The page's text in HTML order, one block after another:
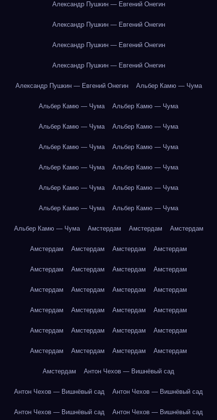
Александр Пушкин — Евгений Онегин
Александр Пушкин — Евгений Онегин
Александр Пушкин — Евгений Онегин
Александр Пушкин — Евгений Онегин
Александр Пушкин — Евгений Онегин Альбер Камю — Чума
Альбер Камю — Чума Альбер Камю — Чума
Альбер Камю — Чума Альбер Камю — Чума
Альбер Камю — Чума Альбер Камю — Чума
Альбер Камю — Чума Альбер Камю — Чума
Альбер Камю — Чума Альбер Камю — Чума
Альбер Камю — Чума Альбер Камю — Чума
Альбер Камю — Чума Амстердам Амстердам Амстердам
Амстердам Амстердам Амстердам Амстердам
Амстердам Амстердам Амстердам Амстердам
Амстердам Амстердам Амстердам Амстердам
Амстердам Амстердам Амстердам Амстердам
Амстердам Амстердам Амстердам Амстердам
Амстердам Амстердам Амстердам Амстердам
Амстердам Антон Чехов — Вишнёвый сад
Антон Чехов — Вишнёвый сад Антон Чехов — Вишнёвый сад
Антон Чехов — Вишнёвый сад Антон Чехов — Вишнёвый сад